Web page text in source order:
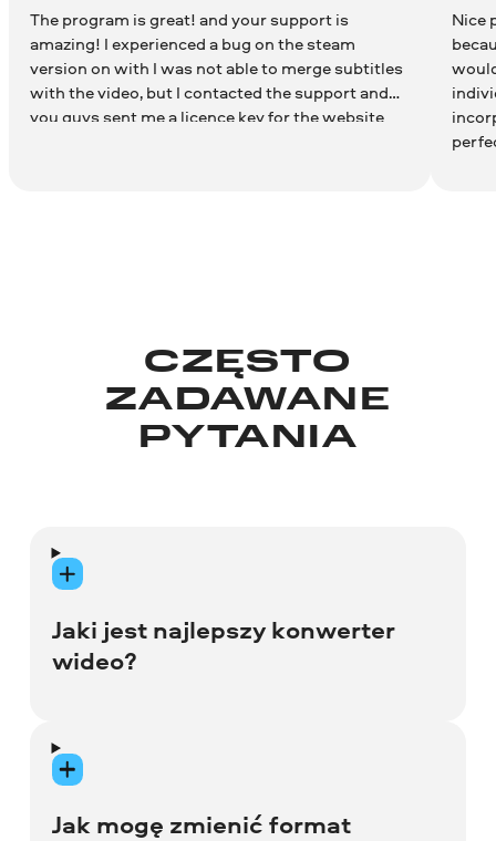
The program is great! and your support is
amazing! I experienced a bug on the steam
version on with I was not able to merge subtitles
with the video, but I contacted the support and
you guys sent me a licence key for the website
Nice
CZĘSTO
ZADAWANE
PYTANIA
Jaki jest najlepszy konwerter
wideo?
Jest wiele aplikacji do konwersji
multimediów, które w różnym stopniu
mogą ułatwić obsługę plików. Znalezienie
Jak mogę zmienić format